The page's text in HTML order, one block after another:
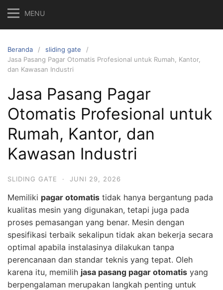
MENU
Beranda
sliding gate
Jasa Pasang Pagar Otomatis Profesional untuk Rumah, Kantor,
dan Kawasan Industri
Jasa Pasang Pagar
Otomatis Profesional untuk
Rumah, Kantor, dan
Kawasan Industri
SLIDING GATE · JUNI 29, 2026
Memiliki pagar otomatis tidak hanya bergantung pada
kualitas mesin yang digunakan, tetapi juga pada
proses pemasangan yang benar. Mesin dengan
spesifikasi terbaik sekalipun tidak akan bekerja secara
optimal apabila instalasinya dilakukan tanpa
perencanaan dan standar teknis yang tepat. Oleh
karena itu, memilih jasa pasang pagar otomatis yang
berpengalaman merupakan langkah penting untuk